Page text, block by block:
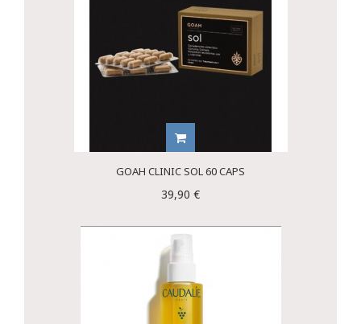
GOAH CLINIC SOL 60 CAPS
39,90 €